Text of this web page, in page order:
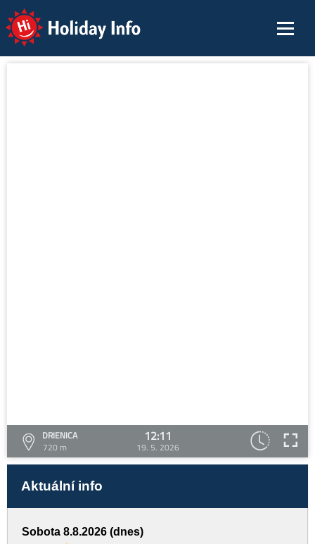
Holiday Info
DRIENICA
720 m
12:11
19. 5. 2026
Aktuální info
Sobota 8.8.2026 (dnes)